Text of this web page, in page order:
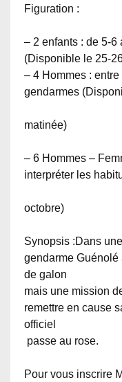
Figuration :
– 2 enfants : de 5-6
(Disponible le 25-
– 4 Hommes :
gendarmes
matinée)
– 6 Hommes –
interpréter les
octobre)
Synopsis :Dans
gendarme
de galon
mais une mission
remettre en cause
officiel
passe au rose.
Pour vous inscrire